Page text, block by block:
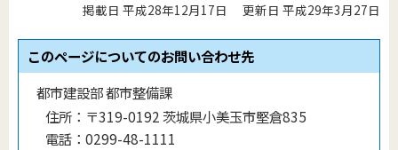
掲載日 平成28年12月17日 更新日 平成29年3月27日
このページについてのお問い合わせ先
都市建設部 都市整備課
住所： 〒319-0192 茨城県小美玉市堅倉835
電話： 0299-48-1111